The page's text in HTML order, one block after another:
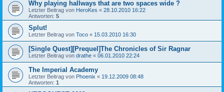
Why playing hallways that are two spaces wide ?
Letzter Beitrag von HeroKes « 28.10.2010 16:22
Antworten: 5
Splut!
Letzter Beitrag von Toco « 15.03.2010 16:30
[Single Quest][Prequel]The Chronicles of Sir Ragnar
Letzter Beitrag von drathe « 06.01.2010 22:24
The Imperial Academy
Letzter Beitrag von Phoenix « 19.12.2009 08:48
Antworten: 1